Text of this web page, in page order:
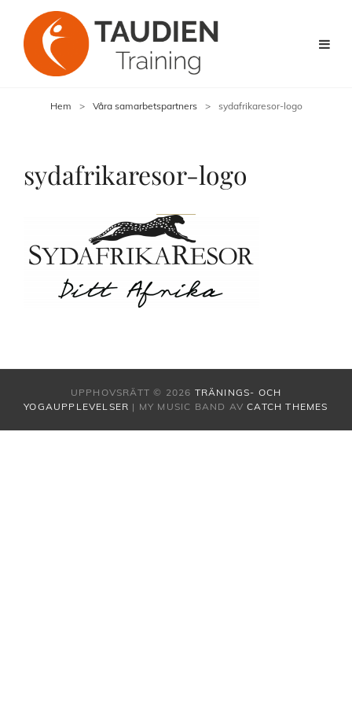
Hem > Våra samarbetspartners > sydafrikaresor-logo
sydafrikaresor-logo
UPPHOVSRÄTT © 2026 TRÄNINGS- OCH
YOGAUPPLEVELSER | MY MUSIC BAND AVCATCH THEMES